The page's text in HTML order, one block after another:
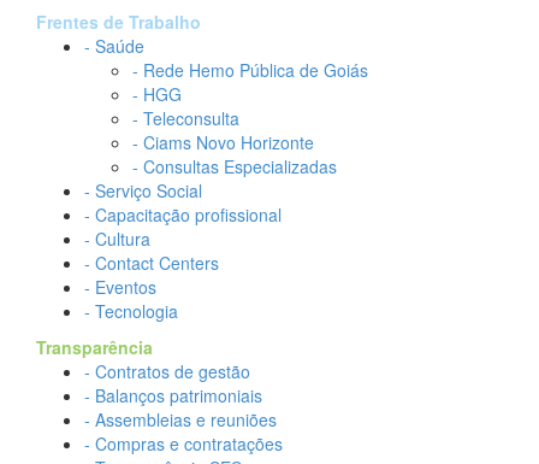
Frentes de Trabalho
- Saúde
- Rede Hemo Pública de Goiás
- HGG
- Teleconsulta
- Ciams Novo Horizonte
- Consultas Especializadas
- Serviço Social
- Capacitação profissional
- Cultura
- Contact Centers
- Eventos
- Tecnologia
Transparência
- Contratos de gestão
- Balanços patrimoniais
- Assembleias e reuniões
- Compras e contratações